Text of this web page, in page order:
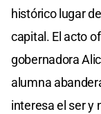
histórico lugar
capital. El acto
gobernadora
alumna
interesa el ser y